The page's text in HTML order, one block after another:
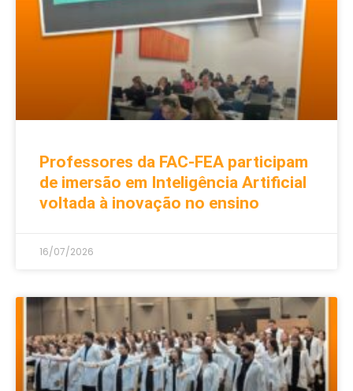
Professores da FAC-FEA participam
de imersão em Inteligência Artificial
voltada à inovação no ensino
16/07/2026